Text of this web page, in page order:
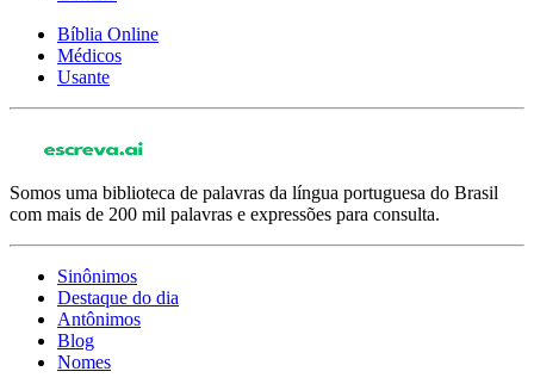
Bíblia Online
Médicos
Usante
Somos uma biblioteca de palavras da língua portuguesa do Brasil
com mais de 200 mil palavras e expressões para consulta.
Sinônimos
Destaque do dia
Antônimos
Blog
Nomes